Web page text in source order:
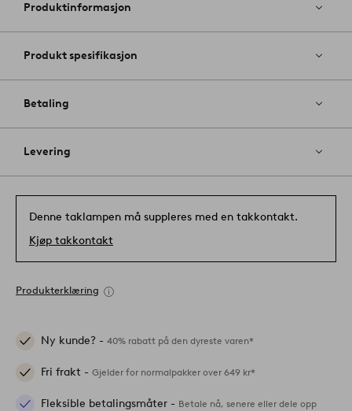
Produktinformasjon
Produkt spesifikasjon
Betaling
Levering
Denne taklampen må suppleres med en takkontakt.
Kjøp takkontakt
Produkterklæring
Ny kunde? - 40% rabatt på den dyreste varen*
Fri frakt - Gjelder for normalpakker over 649 kr*
Fleksible betalingsmåter - Betale nå, senere eller dele opp